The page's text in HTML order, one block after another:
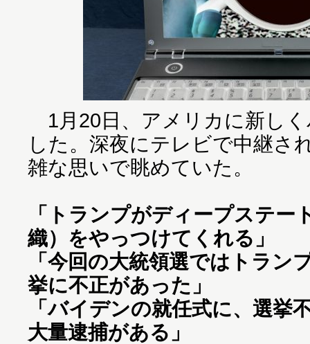
1月20日、アメリカに新し
した。深夜にテレビで中継さ
雑な思いで眺めていた。
「トランプがディープステー
織）をやっつけてくれる」
「今回の大統領選ではトラン
挙に不正があった」
「バイデンの就任式に、選挙
大量逮捕がある」